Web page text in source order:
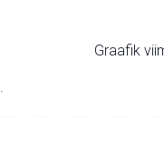
Graafik